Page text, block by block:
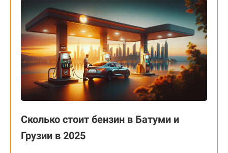
Сколько стоит бензин в Батуми и
Грузии в 2025